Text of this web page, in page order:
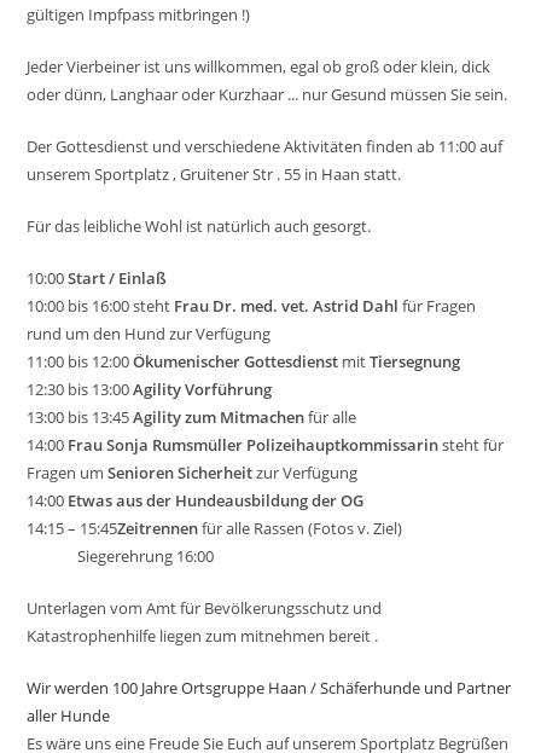
gültigen Impfpass mitbringen !)
Jeder Vierbeiner ist uns willkommen, egal ob groß oder klein, dick
oder dünn, Langhaar oder Kurzhaar ... nur Gesund müssen Sie sein.
Der Gottesdienst und verschiedene Aktivitäten finden ab 11:00 auf
unserem Sportplatz , Gruitener Str . 55 in Haan statt.
Für das leibliche Wohl ist natürlich auch gesorgt.
10:00Start / Einlaß
10:00 bis 16:00 steht Frau Dr. med. vet. Astrid Dahl für Fragen
rund um den Hund zur Verfügung
11:00 bis 12:00Ökumenischer Gottesdienst mitTiersegnung
12:30 bis 13:00Agility Vorführung
13:00 bis 13:45Agility zum Mitmachenfür alle
14:00 Frau Sonja Rumsmüller Polizeihauptkommissarinsteht für
Fragen umSenioren Sicherheitzur Verfügung
14:00 Etwas aus der Hundeausbildung der OG
14:15 – 15:45Zeitrennenfür alle Rassen (Fotos v. Ziel)
Siegerehrung 16:00
Unterlagen vom Amt für Bevölkerungsschutz und
Katastrophenhilfe liegen zum mitnehmen bereit .
Wir werden 100 Jahre Ortsgruppe Haan / Schäferhunde und Partner
aller Hunde
Es wäre uns eine Freude Sie Euch auf unserem Sportplatz Begrüßen